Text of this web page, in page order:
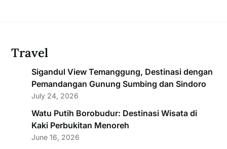
Travel
Sigandul View Temanggung, Destinasi dengan
Pemandangan Gunung Sumbing dan Sindoro
July 24, 2026
Watu Putih Borobudur: Destinasi Wisata di
Kaki Perbukitan Menoreh
June 16, 2026